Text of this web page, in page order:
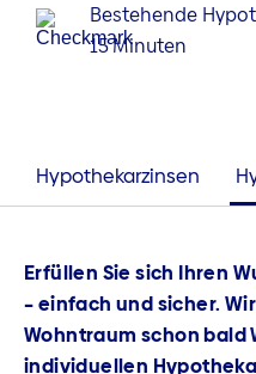
Bestehende
15 Minuten
Hypothekarzinsen
Erfüllen Sie sich Ihren
– einfach und sicher.
Wohntraum schon
individuellen